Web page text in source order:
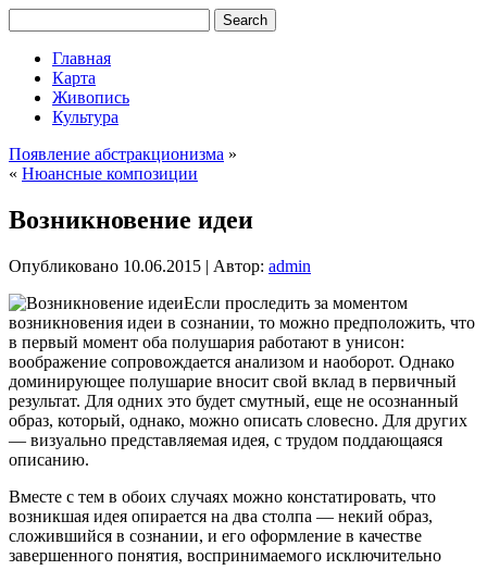
Главная
Карта
Живопись
Культура
Появление абстракционизма »
« Нюансные композиции
Возникновение идеи
Опубликовано 10.06.2015 | Автор: admin
Если проследить за моментом
возникновения идеи в сознании, то можно предположить, что
в первый момент оба полушария работают в унисон:
воображение сопровождается анализом и наоборот. Однако
доминирующее полушарие вносит свой вклад в первичный
результат. Для одних это будет смутный, еще не осознанный
образ, который, однако, можно описать словесно. Для других
— визуально представляемая идея, с трудом поддающаяся
описанию.
Вместе с тем в обоих случаях можно констатировать, что
возникшая идея опирается на два столпа — некий образ,
сложившийся в сознании, и его оформление в качестве
завершенного понятия, воспринимаемого исключительно